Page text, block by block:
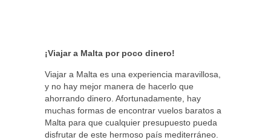
¡Viajar a Malta por poco dinero!
Viajar a Malta es una experiencia maravillosa,
y no hay mejor manera de hacerlo que
ahorrando dinero. Afortunadamente, hay
muchas formas de encontrar vuelos baratos a
Malta para que cualquier presupuesto pueda
disfrutar de este hermoso país mediterráneo.